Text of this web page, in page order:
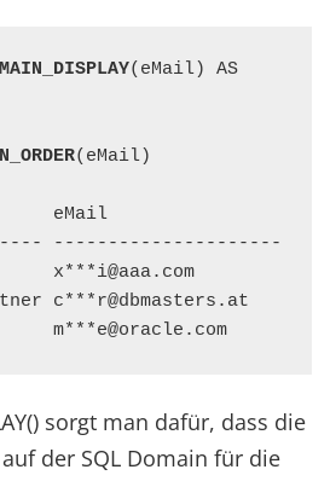
(eMail) AS
(eMail)
eMail
---------------------
x***i@aaa.com
c***r@dbmasters.at
m***e@oracle.com
sorgt man dafür, dass die
der SQL Domain für die